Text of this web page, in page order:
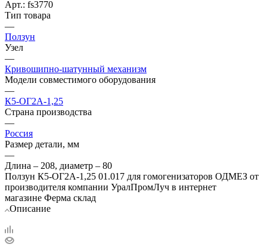
Арт.: fs3770
Тип товара
—
Ползун
Узел
—
Кривошипно-шатунный механизм
Модели совместимого оборудования
—
К5-ОГ2А-1,25
Страна производства
—
Россия
Размер детали, мм
—
Длина – 208, диаметр – 80
Ползун К5-ОГ2А-1,25 01.017 для гомогенизаторов ОДМЕЗ от
производителя компании УралПромЛуч в интернет
магазине Ферма склад
Описание